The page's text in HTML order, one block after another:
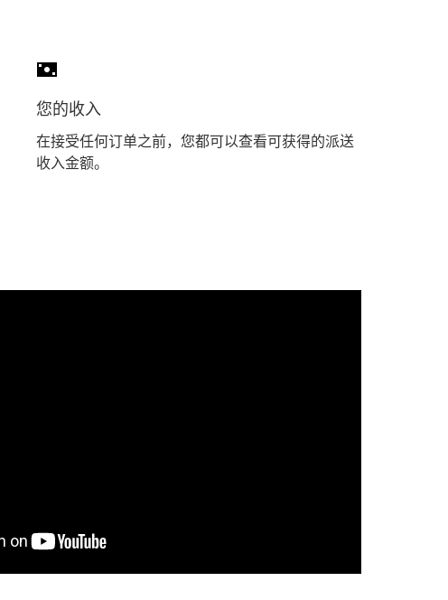
您的收入
在接受任何订单之前，您都可以查看可获得的派送
收入金额。